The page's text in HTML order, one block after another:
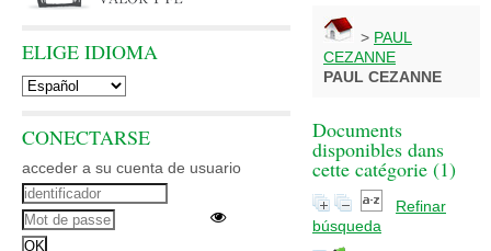
> PAUL
CEZANNE
PAUL CEZANNE
Documents
disponibles dans
cette catégorie (1)
Refinar
búsqueda
ELIGE IDIOMA
CONECTARSE
acceder a su cuenta de usuario